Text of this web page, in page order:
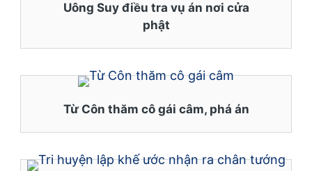
Uông Suy điều tra vụ án nơi cửa
phật
Từ Côn thăm cô gái câm, phá án